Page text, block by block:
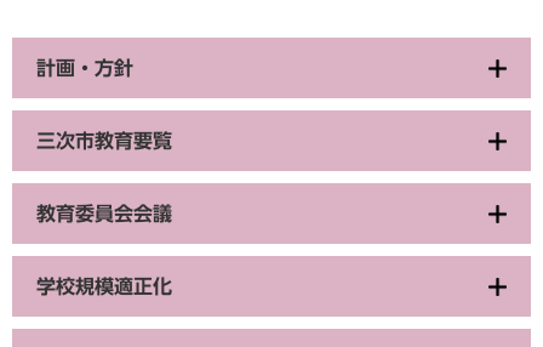
計画・方針
三次市教育要覧
教育委員会会議
学校規模適正化